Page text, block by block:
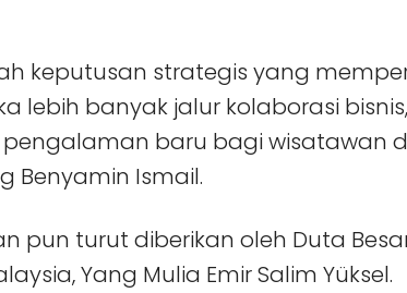
keputusan strategis yang
lebih banyak jalur kolaborasi
pengalaman baru bagi wisatawan
Benyamin Ismail.
pun turut diberikan oleh Duta
Yang Mulia Emir Salim Yüksel.